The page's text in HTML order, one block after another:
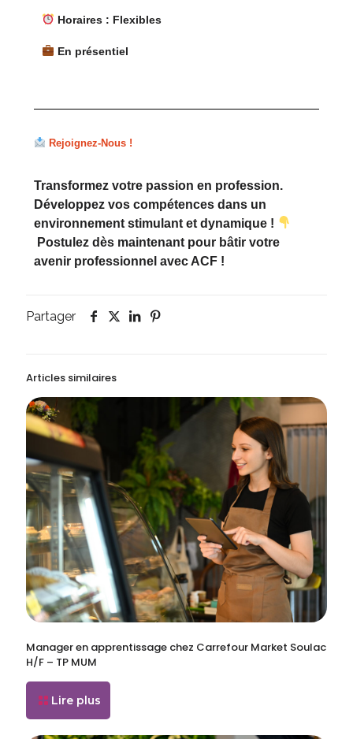
Horaires : Flexibles
En présentiel
Rejoignez-Nous !
Transformez votre passion en profession.
Développez vos compétences dans un
environnement stimulant et dynamique !
Postulez dès maintenant pour bâtir votre
avenir professionnel avec ACF !
Partager
Articles similaires
Manager en apprentissage chez Carrefour Market Soulac
H/F – TP MUM
Lire plus